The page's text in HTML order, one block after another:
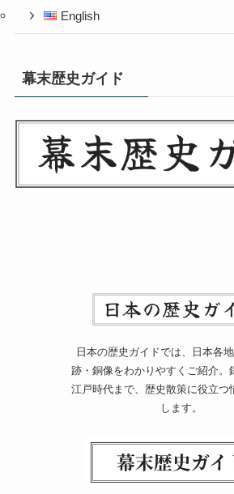
English
幕末歴史ガイド
日本の歴史ガイドでは、日本各
跡・銅像をわかりやすくご紹介。
江戸時代まで、歴史散策に役立つ
します。